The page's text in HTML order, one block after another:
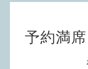
予約満